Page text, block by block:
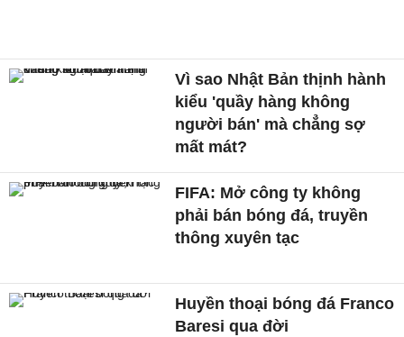
Vì sao Nhật Bản thịnh hành
kiểu 'quầy hàng không
người bán' mà chẳng sợ
mất mát?
FIFA: Mở công ty không
phải bán bóng đá, truyền
thông xuyên tạc
Huyền thoại bóng đá Franco
Baresi qua đời